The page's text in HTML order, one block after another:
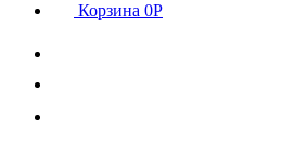
Корзина 0Р